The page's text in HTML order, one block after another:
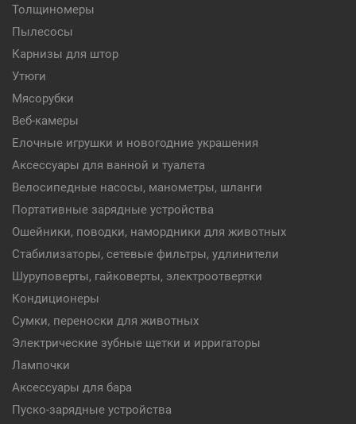
Толщиномеры
Пылесосы
Карнизы для штор
Утюги
Мясорубки
Веб-камеры
Елочные игрушки и новогодние украшения
Аксессуары для ванной и туалета
Велосипедные насосы, манометры, шланги
Портативные зарядные устройства
Ошейники, поводки, намордники для животных
Стабилизаторы, сетевые фильтры, удлинители
Шуруповерты, гайковерты, электроотвертки
Кондиционеры
Сумки, переноски для животных
Электрические зубные щетки и ирригаторы
Лампочки
Аксессуары для бара
Пуско-зарядные устройства